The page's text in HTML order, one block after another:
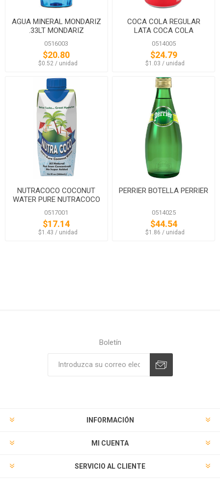
AGUA MINERAL MONDARIZ
.33LT MONDARIZ
0516003
$20.80
‏‏‎ ‎‏‏‎ ‎$0.52 / unidad
COCA COLA REGULAR
LATA COCA COLA
0514005
$24.79
‏‏‎ ‎‏‏‎ ‎$1.03 / unidad
NUTRACOCO COCONUT
WATER PURE NUTRACOCO
0517001
$17.14
‏‏‎ ‎‏‏‎ ‎$1.43 / unidad
PERRIER BOTELLA PERRIER
0514025
$44.54
‏‏‎ ‎‏‏‎ ‎$1.86 / unidad
Boletín
INFORMACIÓN
MI CUENTA
SERVICIO AL CLIENTE